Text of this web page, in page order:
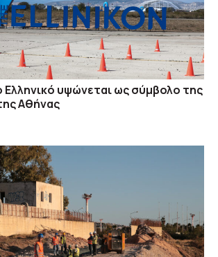
υψώνεται ως σύμβολο της
Αθήνας